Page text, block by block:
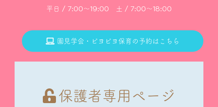
平日 / 7:00～19:00 土 / 7:00～18:00
園見学会・ピヨピヨ保育の予約はこちら
保護者専用ページ